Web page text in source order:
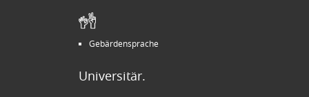
Gebärdensprache
Universitär.